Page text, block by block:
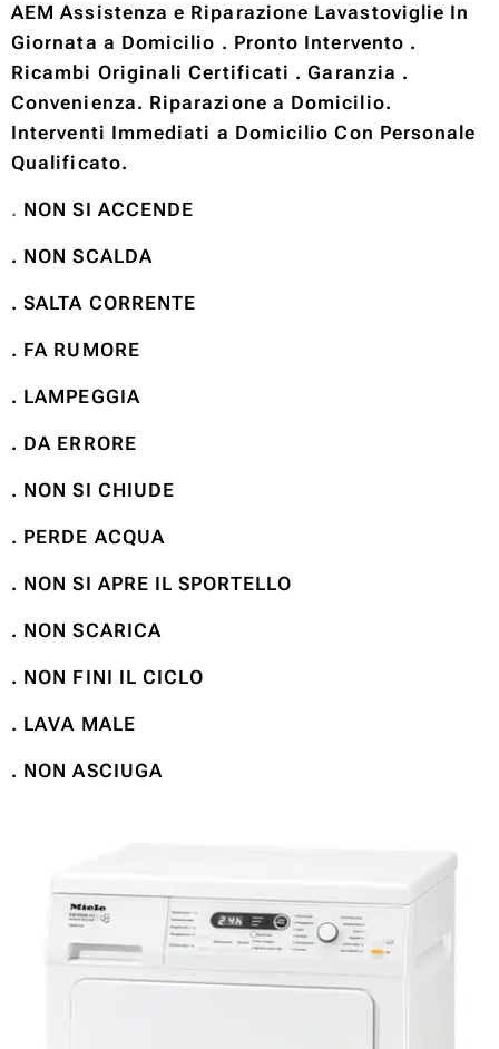
AEM Assistenza e Riparazione Lavastoviglie In
Giornata a Domicilio . Pronto Intervento .
Ricambi Originali Certificati . Garanzia .
Convenienza. Riparazione a Domicilio.
Interventi Immediati a Domicilio Con Personale
Qualificato.
. NON SI ACCENDE
. NON SCALDA
. SALTA CORRENTE
. FA RUMORE
. LAMPEGGIA
. DA ERRORE
. NON SI CHIUDE
. PERDE ACQUA
. NON SI APRE IL SPORTELLO
. NON SCARICA
. NON FINI IL CICLO
. LAVA MALE
. NON ASCIUGA